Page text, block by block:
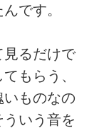
です。
るだけで
もらう、
ものなの
いう音を